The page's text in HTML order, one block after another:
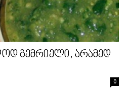
გემრიელი, არამედ
0